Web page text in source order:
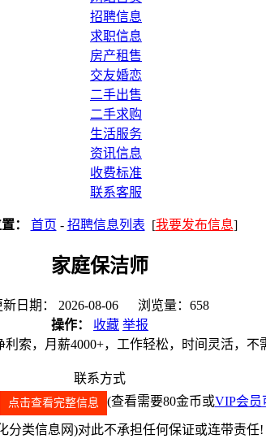
招聘信息
求职信息
房产租售
交友婚恋
二手出售
二手求购
生活服务
资讯信息
收费标准
联系客服
： 首页 - 招聘信息列表 [我要发布信息]
家庭保洁师
新日期： 2026-08-06 浏览量：658
操作：
收藏 举报
索，月薪4000+，工作轻松，时间灵活，不
联系方式
点击查看完整信息 (查看需要80金币或VIP会员
类信息网)对此不承担任何保证或连带责任